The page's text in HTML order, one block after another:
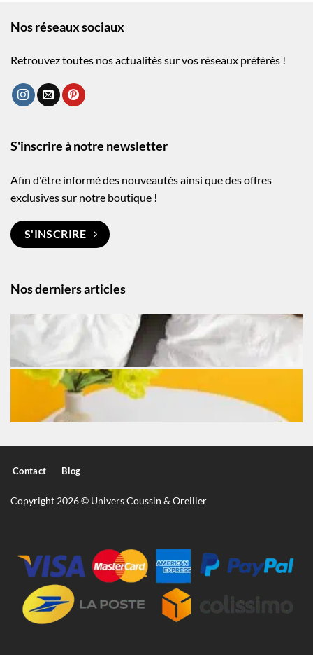
Nos réseaux sociaux
Retrouvez toutes nos actualités sur vos réseaux préférés !
Nos derniers articles
S'inscrire à notre newsletter
Afin d'être informé des nouveautés ainsi que des offres
exclusives sur notre boutique !
S'INSCRIRE
Contact Blog
Copyright 2026 © Univers Coussin & Oreiller